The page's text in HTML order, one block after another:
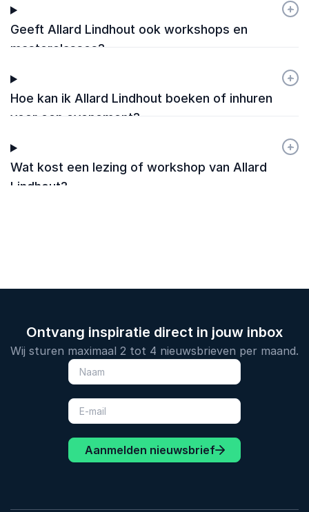
Geeft Allard Lindhout ook workshops en
masterclasses?
+
-
Hoe kan ik Allard Lindhout boeken of inhuren
voor een evenement?
+
-
Wat kost een lezing of workshop van Allard
Lindhout?
+
-
Ontvang inspiratie direct in jouw inbox
Wij sturen maximaal 2 tot 4 nieuwsbrieven per maand.
Aanmelden nieuwsbrief